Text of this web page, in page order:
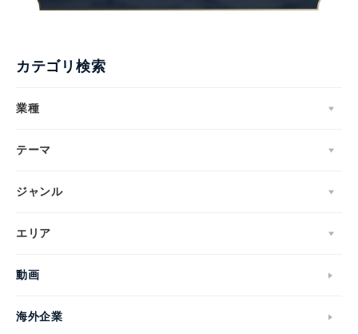
カテゴリ検索
業種
テーマ
ジャンル
エリア
動画
海外企業